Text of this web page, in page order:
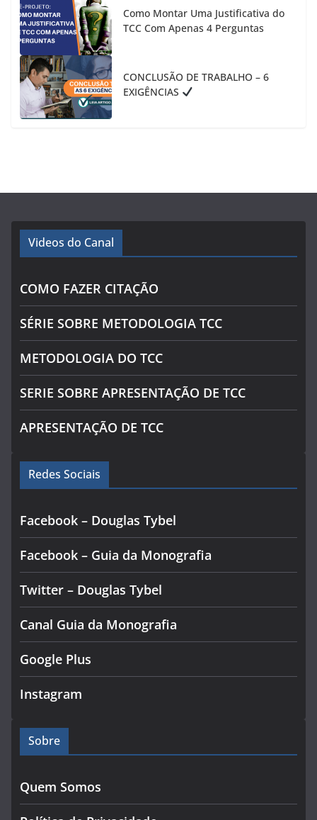
Como Montar Uma Justificativa do
TCC Com Apenas 4 Perguntas
CONCLUSÃO DE TRABALHO – 6
EXIGÊNCIAS
Videos do Canal
COMO FAZER CITAÇÃO
SÉRIE SOBRE METODOLOGIA TCC
METODOLOGIA DO TCC
SERIE SOBRE APRESENTAÇÃO DE TCC
APRESENTAÇÃO DE TCC
Redes Sociais
Facebook – Douglas Tybel
Facebook – Guia da Monografia
Twitter – Douglas Tybel
Canal Guia da Monografia
Google Plus
Instagram
Sobre
Quem Somos